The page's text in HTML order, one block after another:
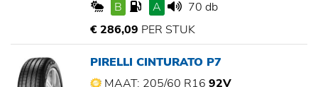
B
A
70 db
€ 286,09 PER STUK
PIRELLI CINTURATO P7
MAAT: 205/60 R16 92V